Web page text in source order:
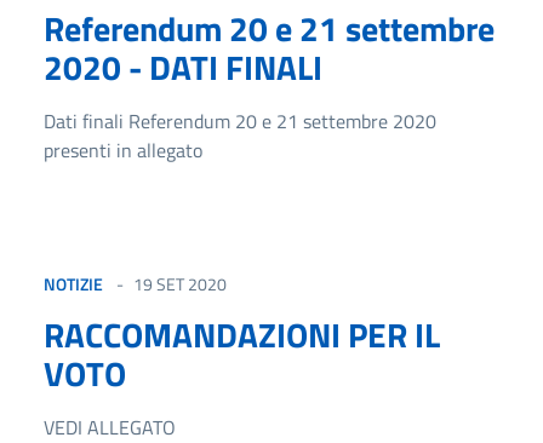
Referendum 20 e 21 settembre
2020 - DATI FINALI
Dati finali Referendum 20 e 21 settembre 2020
presenti in allegato
NOTIZIE 19 SET 2020
RACCOMANDAZIONI PER IL
VOTO
VEDI ALLEGATO